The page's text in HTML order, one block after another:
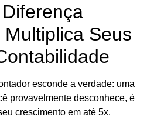
Seus
esconde a verdade: uma
provavelmente desconhece, é
crescimento em até 5x.